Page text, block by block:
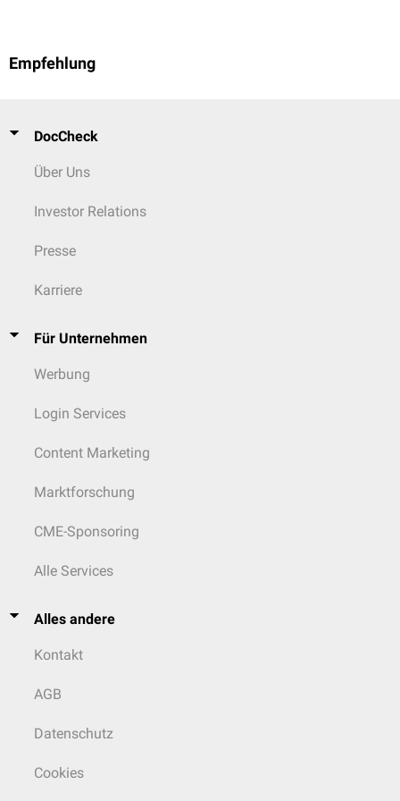
Empfehlung
DocCheck
Über Uns
Investor Relations
Presse
Karriere
Für Unternehmen
Werbung
Login Services
Content Marketing
Marktforschung
CME-Sponsoring
Alle Services
Alles andere
Kontakt
AGB
Datenschutz
Cookies